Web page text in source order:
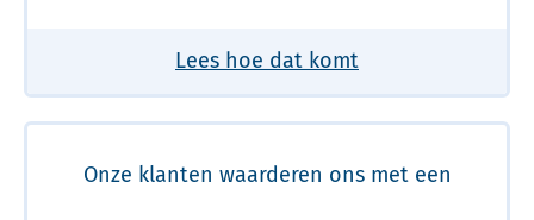
Lees hoe dat komt
Onze klanten waarderen ons met een